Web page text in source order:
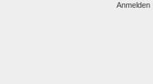
Anmelden|